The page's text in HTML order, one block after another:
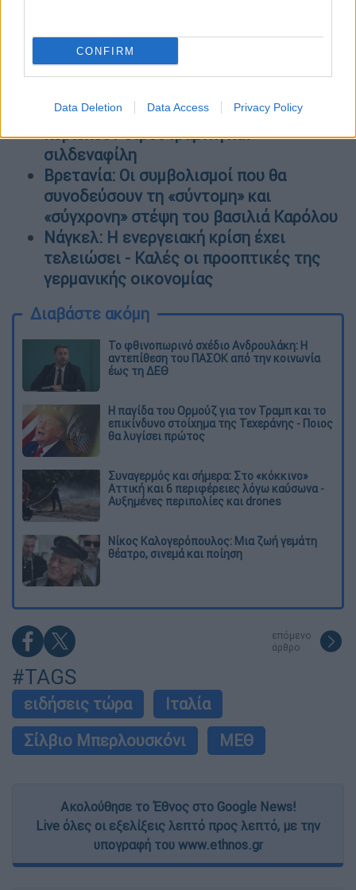
CONFIRM
Data Deletion Data Access Privacy Policy
45 ημέρες - Εξιτήριο και για την 26χρονη
Ανυσία
αδυνατίσματος: Μην τα καταναλώσετε,
περιέχουν σιβουτραμίνη και
σιλδεναφίλη
Βρετανία: Οι συμβολισμοί που θα
συνοδεύσουν τη «σύντομη» και
«σύγχρονη» στέψη του βασιλιά Καρόλου
Νάγκελ: Η ενεργειακή κρίση έχει
τελειώσει - Καλές οι προοπτικές της
γερμανικής οικονομίας
Διαβάστε ακόμη
Το φθινοπωρινό σχέδιο Ανδρουλάκη: Η
αντεπίθεση του ΠΑΣΟΚ από την κοινωνία
έως τη ΔΕΘ
Η παγίδα του Ορμούζ για τον Τραμπ και το
επικίνδυνο στοίχημα της Τεχεράνης - Ποιος
θα λυγίσει πρώτος
Συναγερμός και σήμερα: Στο «κόκκινο»
Αττική και 6 περιφέρειες λόγω καύσωνα -
Αυξημένες περιπολίες και drones
Νίκος Καλογερόπουλος: Μια ζωή γεμάτη
θέατρο, σινεμά και ποίηση
επόμενο
άρθρο
#TAGS
ειδήσεις τώρα
Ιταλία
Σίλβιο Μπερλουσκόνι
ΜΕΘ
Ακολούθησε το Έθνος στο Google News!
Live όλες οι εξελίξεις λεπτό προς λεπτό, με την
υπογραφή του www.ethnos.gr